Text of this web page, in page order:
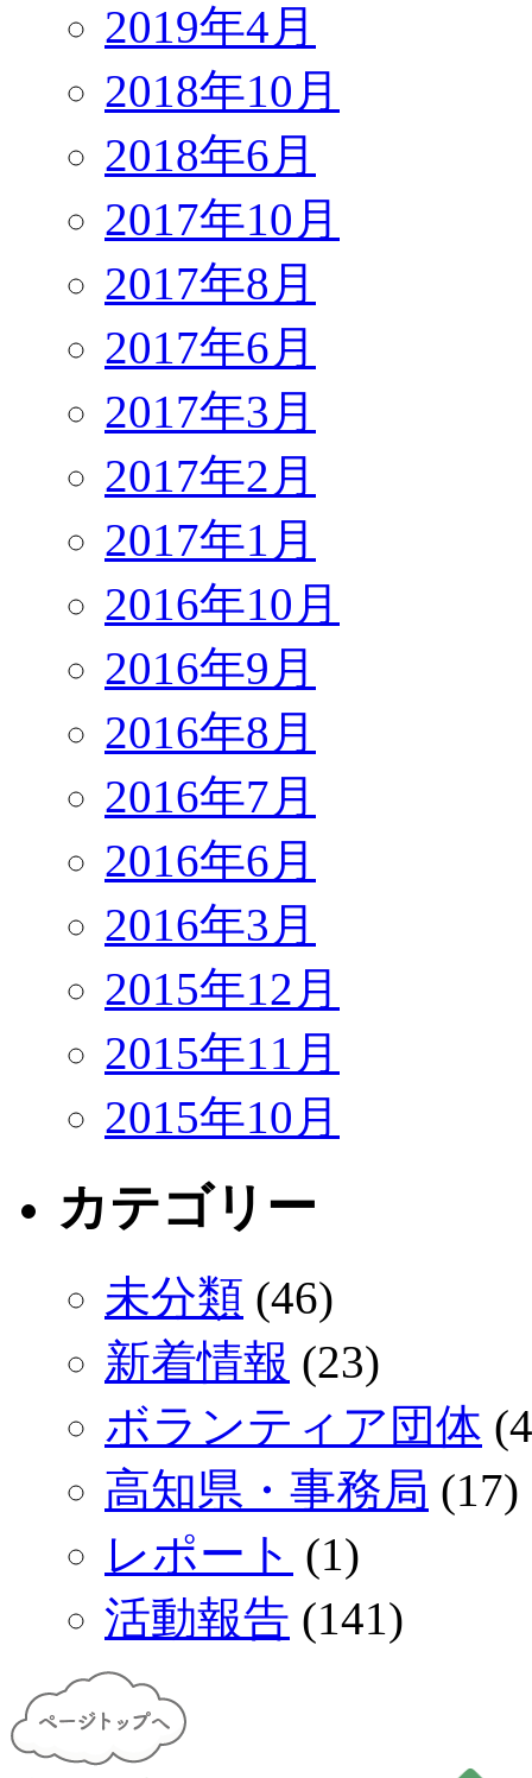
2019年4月
2018年10月
2018年6月
2017年10月
2017年8月
2017年6月
2017年3月
2017年2月
2017年1月
2016年10月
2016年9月
2016年8月
2016年7月
2016年6月
2016年3月
2015年12月
2015年11月
2015年10月
カテゴリー
未分類 (46)
新着情報 (23)
ボランティア団体
高知県・事務局 (17)
レポート (1)
活動報告 (141)